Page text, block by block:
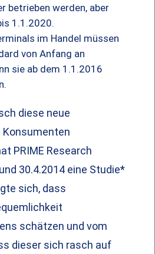
betrieben werden, aber
1.1.2020.
im Handel müssen
von Anfang an
sie ab dem 1.1.2016
diese neue
Konsumenten
PRIME Research
30.4.2014 eine Studie*
sich, dass
schätzen und vom
dieser sich rasch auf